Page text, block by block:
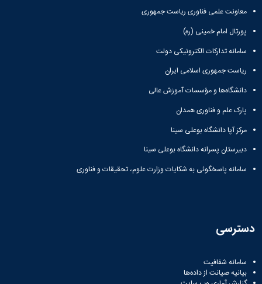
معاونت علمی فناوری ریاست جمهوری
پورتال امام خمینی (ره)
سامانه تدارکات الکترونیکی دولت
ریاست جمهوری اسلامی ایران
دانشگاه‌ها و مؤسسات آموزش عالی
پارک علم و فناوری همدان
مرکز آپا دانشگاه بوعلی سینا
دبیرستان پسرانه دانشگاه بوعلی سینا
سامانه پاسخگوئی به شکایات وزارت علوم، تحقیقات و فناوری
دسترسی
سامانه شفافیت
بیانیه صیانت از داده‌ها